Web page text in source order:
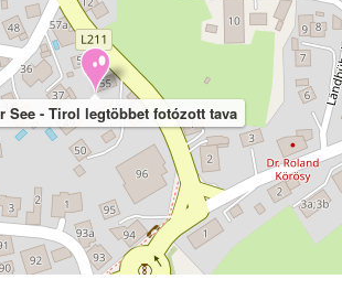
See - Tirol legtöbbet fotózott tava